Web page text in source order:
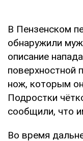
В Пензенском
обнаружили
описание
поверхностной
нож, которым
Подростки
сообщили, что
Во время